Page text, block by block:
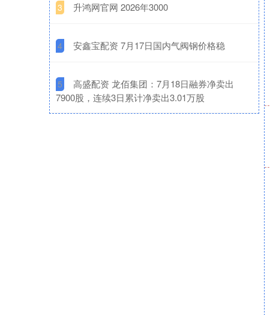
3 ​升鸿网官网 2026年3000
4 ​安鑫宝配资 7月17日国内气阀钢价格稳
5
​高盛配资 龙佰集团：7月18日融券净卖出
7900股，连续3日累计净卖出3.01万股